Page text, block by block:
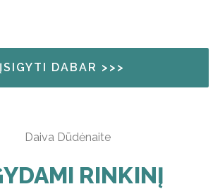
ĮSIGYTI DABAR >>>
RINKINĮ